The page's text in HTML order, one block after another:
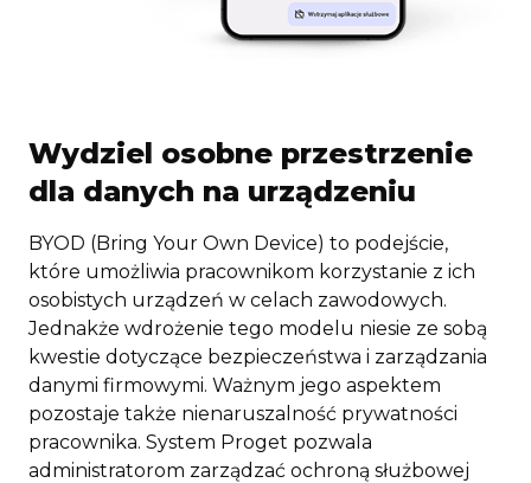
Wydziel osobne przestrzenie
dla danych na urządzeniu
BYOD (Bring Your Own Device) to podejście,
które umożliwia pracownikom korzystanie z ich
osobistych urządzeń w celach zawodowych.
Jednakże wdrożenie tego modelu niesie ze sobą
kwestie dotyczące bezpieczeństwa i zarządzania
danymi firmowymi. Ważnym jego aspektem
pozostaje także nienaruszalność prywatności
pracownika. System Proget pozwala
administratorom zarządzać ochroną służbowej